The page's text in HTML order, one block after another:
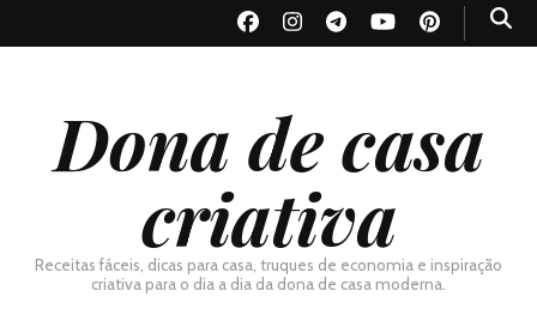
Dona de casa
criativa
Receitas fáceis, dicas para casa, truques de economia e inspiração
criativa para o dia a dia da dona de casa moderna.